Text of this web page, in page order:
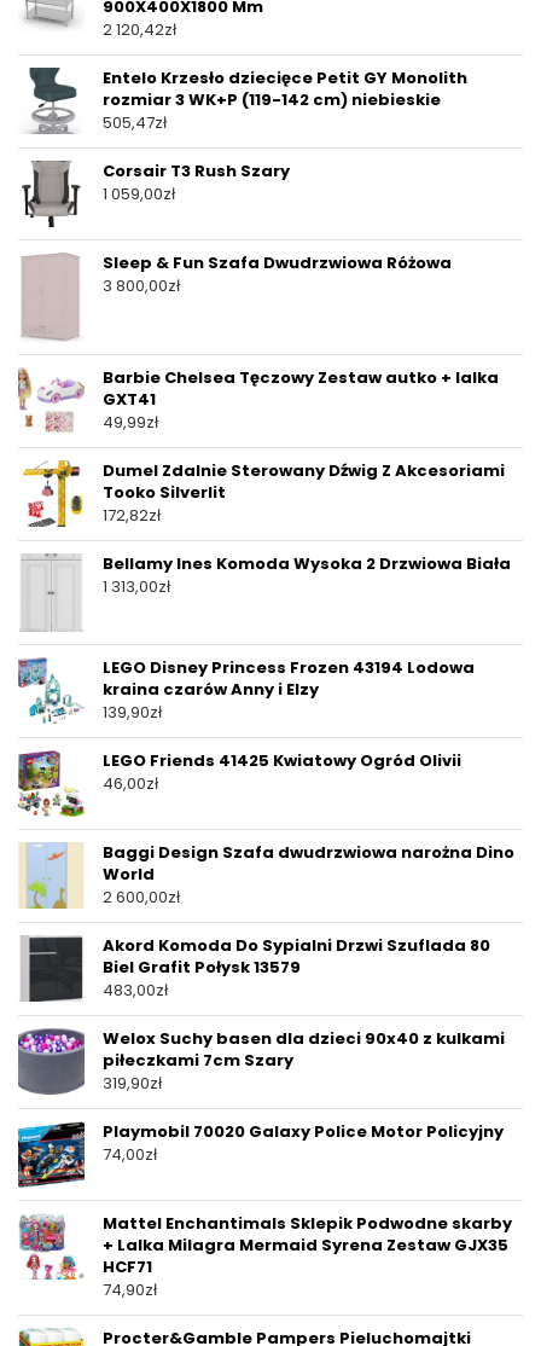
900X400X1800 Mm
2 120,42zł
Entelo Krzesło dziecięce Petit GY Monolith
rozmiar 3 WK+P (119-142 cm) niebieskie
505,47zł
Corsair T3 Rush Szary
1 059,00zł
Sleep & Fun Szafa Dwudrzwiowa Różowa
3 800,00zł
Barbie Chelsea Tęczowy Zestaw autko + lalka
GXT41
49,99zł
Dumel Zdalnie Sterowany Dźwig Z Akcesoriami
Tooko Silverlit
172,82zł
Bellamy Ines Komoda Wysoka 2 Drzwiowa Biała
1 313,00zł
LEGO Disney Princess Frozen 43194 Lodowa
kraina czarów Anny i Elzy
139,90zł
LEGO Friends 41425 Kwiatowy Ogród Olivii
46,00zł
Baggi Design Szafa dwudrzwiowa narożna Dino
World
2 600,00zł
Akord Komoda Do Sypialni Drzwi Szuflada 80
Biel Grafit Połysk 13579
483,00zł
Welox Suchy basen dla dzieci 90x40 z kulkami
piłeczkami 7cm Szary
319,90zł
Playmobil 70020 Galaxy Police Motor Policyjny
74,00zł
Mattel Enchantimals Sklepik Podwodne skarby
+ Lalka Milagra Mermaid Syrena Zestaw GJX35
HCF71
74,90zł
Procter&Gamble Pampers Pieluchomajtki